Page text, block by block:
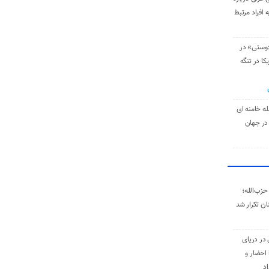
افراد مرتبط
در
در تنگه
خامنه‌ ای
جهان
تکرار شد
در دریای
احضار و